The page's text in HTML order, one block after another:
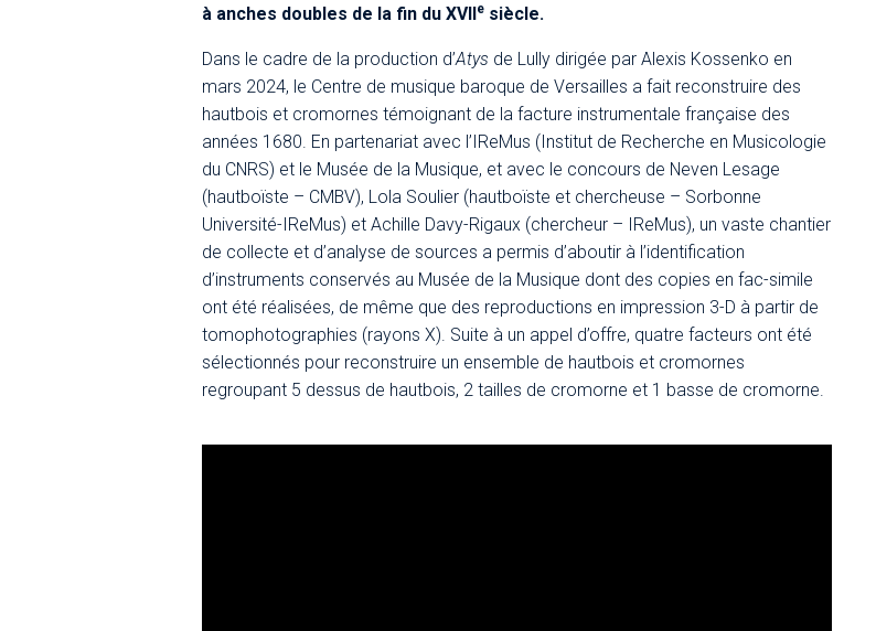
à anches doubles de la fin du XVIIe siècle.
Dans le cadre de la production d’Atys de Lully dirigée par Alexis Kossenko en
mars 2024, le Centre de musique baroque de Versailles a fait reconstruire des
hautbois et cromornes témoignant de la facture instrumentale française des
années 1680. En partenariat avec l’IReMus (Institut de Recherche en Musicologie
du CNRS) et le Musée de la Musique, et avec le concours de Neven Lesage
(hautboïste – CMBV), Lola Soulier (hautboïste et chercheuse – Sorbonne
Université-IReMus) et Achille Davy-Rigaux (chercheur – IReMus), un vaste chantier
de collecte et d’analyse de sources a permis d’aboutir à l’identification
d’instruments conservés au Musée de la Musique dont des copies en fac-simile
ont été réalisées, de même que des reproductions en impression 3-D à partir de
tomophotographies (rayons X). Suite à un appel d’offre, quatre facteurs ont été
sélectionnés pour reconstruire un ensemble de hautbois et cromornes
regroupant 5 dessus de hautbois, 2 tailles de cromorne et 1 basse de cromorne.